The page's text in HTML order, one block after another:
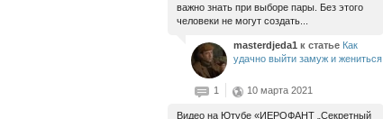
важно знать при выборе пары. Без этого
человеки не могут создать...
masterdjeda1 к статье Как
удачно выйти замуж и жениться
1 10 марта 2021
Видео на Ютубе «ИЕРОФАНТ „Секретный